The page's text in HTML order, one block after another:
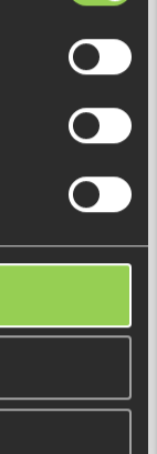
Package 3 with
video + card
€182.63